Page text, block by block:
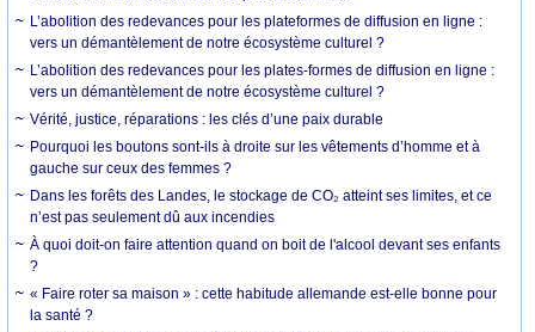
L’abolition des redevances pour les plateformes de diffusion en ligne :
vers un démantèlement de notre écosystème culturel ?
L’abolition des redevances pour les plates-formes de diffusion en ligne :
vers un démantèlement de notre écosystème culturel ?
Vérité, justice, réparations : les clés d’une paix durable
Pourquoi les boutons sont-ils à droite sur les vêtements d’homme et à
gauche sur ceux des femmes ?
Dans les forêts des Landes, le stockage de CO₂ atteint ses limites, et ce
n’est pas seulement dû aux incendies
À quoi doit-on faire attention quand on boit de l'alcool devant ses enfants
?
« Faire roter sa maison » : cette habitude allemande est-elle bonne pour
la santé ?